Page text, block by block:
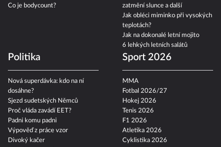
Co je bodycount?
zatmění slunce a další
Jak obléci miminko při vysokých
teplotách?
Jak na dokonalé letní mojito
6 lehkých letních salátů
Politika
Nová superdávka: kdo na ní
dosáhne?
Sjezd sudetských Němců
Proč vláda zavádí EET?
Padni komu padni
Výpověď z práce vzor
Divoký kačer
Sport 2026
MMA
Fotbal 2026/27
Hokej 2026
Tenis 2026
F1 2026
Atletika 2026
Cyklistika 2026